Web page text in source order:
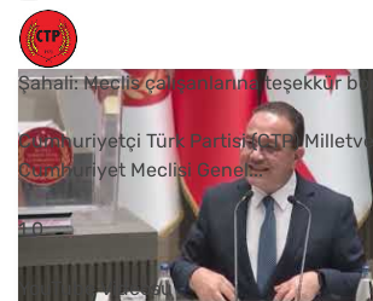
Şahali: Meclis çalışanlarına teşekkür
Cumhuriyetçi Türk Partisi (CTP)
Cumhuriyet Meclisi Genel...
1 0
YouTube Videosu